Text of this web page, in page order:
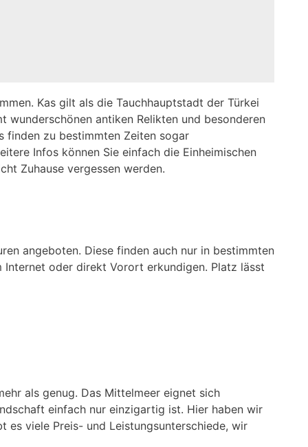
Kas gilt als die Tauchhauptstadt der Türkei
wunderschönen antiken Relikten und besonderen
finden zu bestimmten Zeiten sogar
Infos können Sie einfach die Einheimischen
Zuhause vergessen werden.
angeboten. Diese finden auch nur in bestimmten
Internet oder direkt Vorort erkundigen. Platz lässt
als genug. Das Mittelmeer eignet sich
einfach nur einzigartig ist. Hier haben wir
es viele Preis- und Leistungsunterschiede, wir